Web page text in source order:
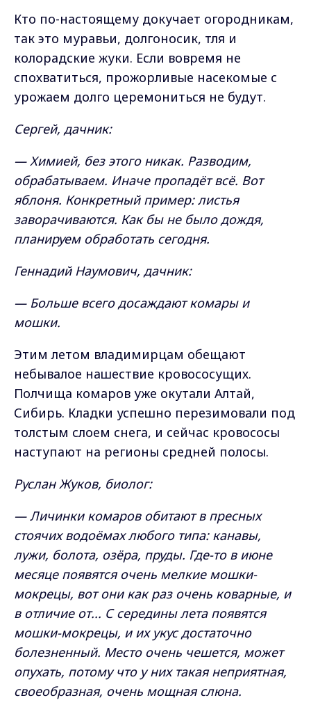
Кто по-настоящему докучает огородникам,
так это муравьи, долгоносик, тля и
колорадские жуки. Если вовремя не
спохватиться, прожорливые насекомые с
урожаем долго церемониться не будут.
Сергей, дачник:
— Химией, без этого никак. Разводим,
обрабатываем. Иначе пропадёт всё. Вот
яблоня. Конкретный пример: листья
заворачиваются. Как бы не было дождя,
планируем обработать сегодня.
Геннадий Наумович, дачник:
— Больше всего досаждают комары и
мошки.
Этим летом владимирцам обещают
небывалое нашествие кровососущих.
Полчища комаров уже окутали Алтай,
Сибирь. Кладки успешно перезимовали под
толстым слоем снега, и сейчас кровососы
наступают на регионы средней полосы.
Руслан Жуков, биолог:
— Личинки комаров обитают в пресных
стоячих водоёмах любого типа: канавы,
лужи, болота, озёра, пруды. Где-то в июне
месяце появятся очень мелкие мошки-
мокрецы, вот они как раз очень коварные, и
в отличие от... С середины лета появятся
мошки-мокрецы, и их укус достаточно
болезненный. Место очень чешется, может
опухать, потому что у них такая неприятная,
своеобразная, очень мощная слюна.